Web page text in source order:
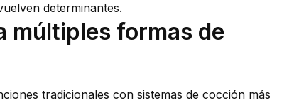
determinantes.
múltiples formas de
tradicionales con sistemas de cocción más